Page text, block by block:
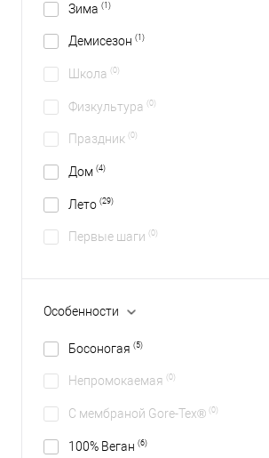
Зима (1)
Демисезон (1)
Школа (0)
Физкультура (0)
Праздник (0)
Дом (4)
Лето (29)
Первые шаги (0)
Особенности
Босоногая (5)
Непромокаемая (0)
С мембраной Gore-Tex® (0)
100% Веган (6)